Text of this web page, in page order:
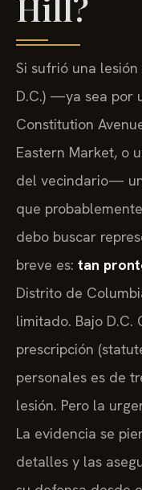
Si sufrió una
D.C.) —ya sea por
Constitution
Eastern Market, o
del vecindario—
que
debo buscar
breve es: tan
Distrito de
limitado. Bajo D.C.
prescripción
personales es de
lesión. Pero la
La evidencia se
detalles y las